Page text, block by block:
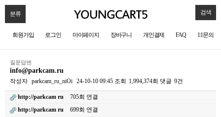
분류 검색
회원가입 로그인 마이페이지 장바구니 개인결제 FAQ 1:1문의
질문답변
info@parkcam.ru
작성자 parkcam_ru_niOi 24-10-10 09:45 조회 1,994,374회 댓글 9건
http://parkcam ru
705회 연결
http://parkcam ru
699회 연결